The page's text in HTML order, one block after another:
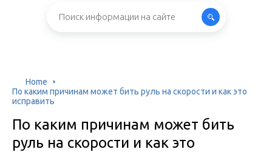
Home
По каким причинам может бить руль на скорости и как это
исправить
По каким причинам может бить
руль на скорости и как это